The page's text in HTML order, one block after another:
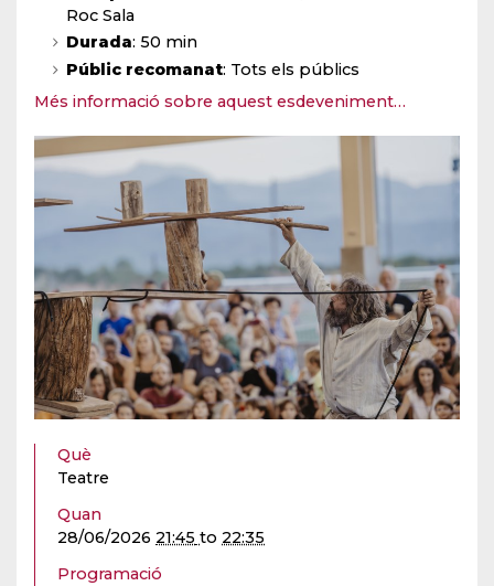
Roc Sala
Durada: 50 min
Públic recomanat: Tots els públics
Més informació sobre aquest esdeveniment…
Què
Teatre
Quan
28/06/2026 21:45 to 22:35
Programació